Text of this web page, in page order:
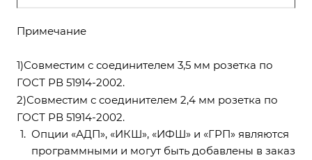
Примечание
1)Совместим с соединителем 3,5 мм розетка по
ГОСТ РВ 51914-2002.
2)Совместим с соединителем 2,4 мм розетка по
ГОСТ РВ 51914-2002.
Опции «АДП», «ИКШ», «ИФШ» и «ГРП» являются
программными и могут быть добавлены в заказ